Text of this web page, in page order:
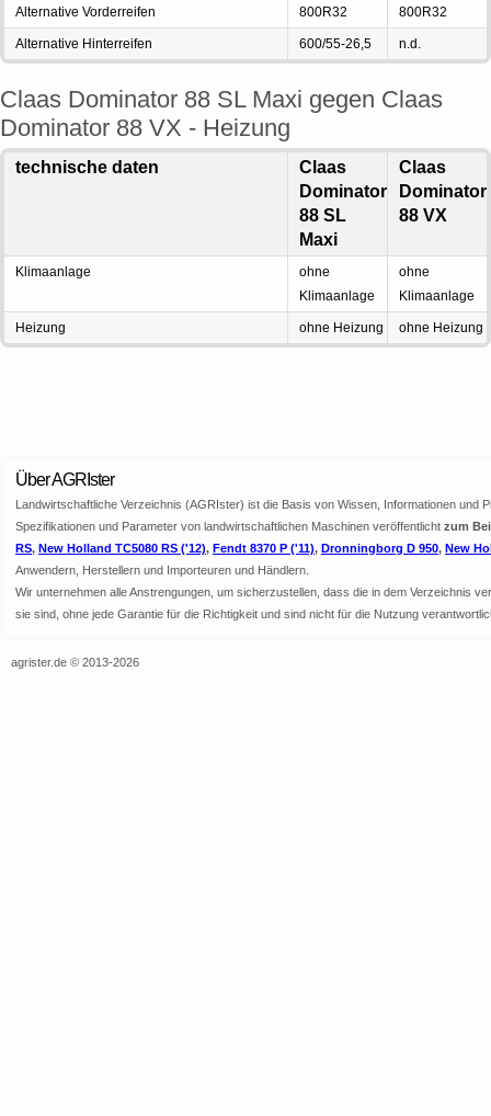
Alternative Vorderreifen 800R32 800R32
Alternative Hinterreifen 600/55-26,5 n.d.
Claas Dominator 88 SL Maxi gegen Claas
Dominator 88 VX - Heizung
technische daten
Claas
Dominator
88 SL
Maxi
Claas
Dominator
88 VX
Klimaanlage
ohne
Klimaanlage
ohne
Klimaanlage
Heizung ohne Heizung ohne Heizung
Über AGRIster
Landwirtschaftliche Verzeichnis (AGRIster) ist die Basis von Wissen, Informationen
Spezifikationen und Parameter von landwirtschaftlichen Maschinen veröffentlicht zum
RS, New Holland TC5080 RS ('12), Fendt 8370 P ('11), Dronningborg D 950, New
Anwendern, Herstellern und Importeuren und Händlern.
Wir unternehmen alle Anstrengungen, um sicherzustellen, dass die in dem Verzeichnis
sie sind, ohne jede Garantie für die Richtigkeit und sind nicht für die Nutzung
agrister.de © 2013-2026